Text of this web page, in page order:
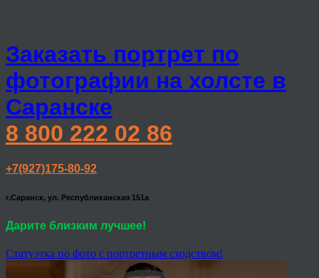
Заказать портрет по
фотографии на холсте в
Саранске
8 800 222 02 86
+7(927)175-80-92
г.Саранск, ул. Республиканская 151а
Дарите близким лучшее!
Статуэтка по фото с портретным сходством!